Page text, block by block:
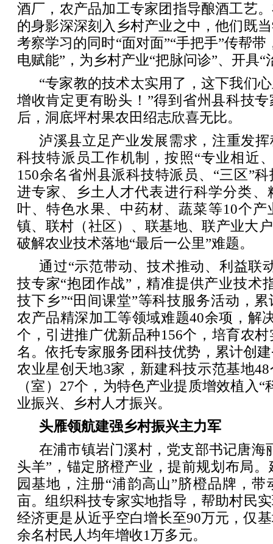
酒厂，农产品加工专家团指导酿酒工艺
的身影深深刻入乡村产业之中，他们既
考察学习的同时“面对面”“手把手”传帮
电赋能”，为乡村产业“把脉问诊”、开具“
“专家教的技术太实用了，这下我们
增收肯定更有盼头！”得到省州县科技
后，洞底坪村果农田绍志欣喜无比。
泸溪县立足产业发展需求，注重发
科技特派员工作机制，按照“专业相近
150余名省州县派科技特派员、“三区”
进专家、乡土人才代表进行科学分类、
叶、特色水果、中药材、蔬菜等10个
镇、联村（社区）、联基地、联产业大
破解农业技术落地“最后一公里”难题。
通过“示范带动、技术推动、利益联
技专家“抱团作战”，精准提供产业技术
技下乡”“田间课堂”等科技服务活动，
农产品精深加工等领域难题40余项，解
个，引进推广优新品种156个，培育农
名。依托专家服务团科技优势，累计创
农业星创天地3家，新建科技示范基地
（室）27个，为特色产业提质增效植入
业振兴、乡村人才振兴。
头雁领航建强乡村振兴主力军
在浦市镇岩门溪村，党支部书记唐海
头羊”，锚定脐橙产业，提前规划布局
园基地，注册“浦韵高山”脐橙品牌，带
亩。组织科技专家实地指导，帮助村民
经济更是从近乎空白增长至90万元，仅
余名村民人均年增收1万多元。